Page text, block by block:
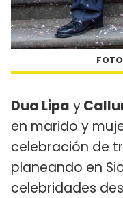
Dua Lipa y
en marido y
celebración de
planeando en
celebridades